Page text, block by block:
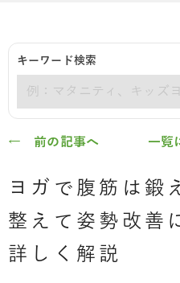
キーワード検索
← 前の記事へ 一覧
ヨガで腹筋は鍛
整えて姿勢改善
詳しく解説